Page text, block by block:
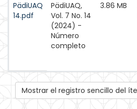
PädiUAQ
14.pdf
PädiUAQ,
Vol. 7 No. 14
(2024) -
Número
completo
3.86 MB
Mostrar el registro sencillo del